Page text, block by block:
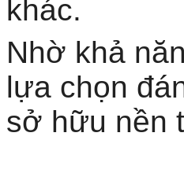
khác.
Nhờ khả
lựa chọn
sở hữu nền